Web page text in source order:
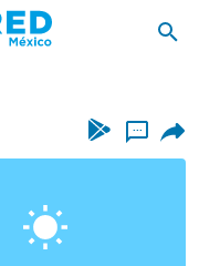
...